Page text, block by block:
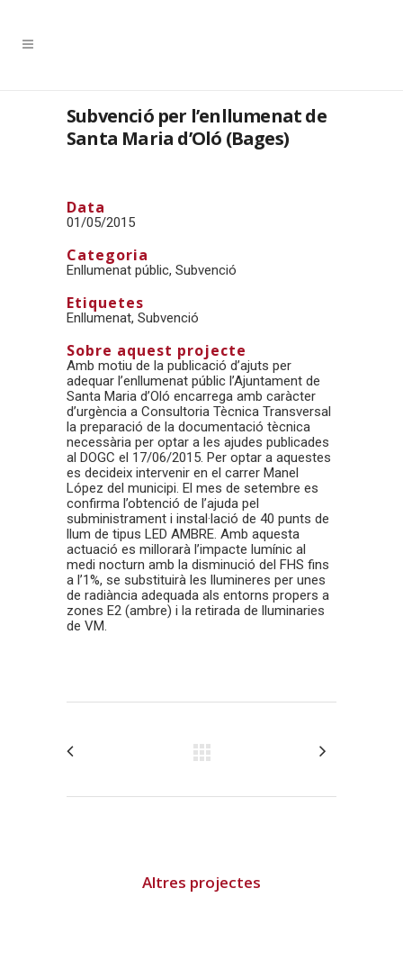
Subvenció per l’enllumenat de
Santa Maria d’Oló (Bages)
Data
01/05/2015
Categoria
Enllumenat públic, Subvenció
Etiquetes
Enllumenat, Subvenció
Sobre aquest projecte
Amb motiu de la publicació d’ajuts per
adequar l’enllumenat públic l’Ajuntament de
Santa Maria d’Oló encarrega amb caràcter
d’urgència a Consultoria Tècnica Transversal
la preparació de la documentació tècnica
necessària per optar a les ajudes publicades
al DOGC el 17/06/2015. Per optar a aquestes
es decideix intervenir en el carrer Manel
López del municipi. El mes de setembre es
confirma l’obtenció de l’ajuda pel
subministrament i instal·lació de 40 punts de
llum de tipus LED AMBRE. Amb aquesta
actuació es millorarà l’impacte lumínic al
medi nocturn amb la disminució del FHS fins
a l’1%, se substituirà les llumineres per unes
de radiància adequada als entorns propers a
zones E2 (ambre) i la retirada de lluminaries
de VM.
Altres projectes